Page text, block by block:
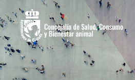
Saltar
al
contenido